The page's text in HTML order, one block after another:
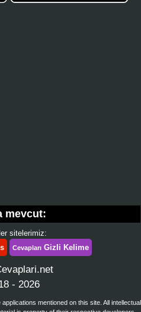
mevcut:
sitelerimiz:
Cevapları Gizli Kelime
- 2026
mentioned on this site. All intellectual